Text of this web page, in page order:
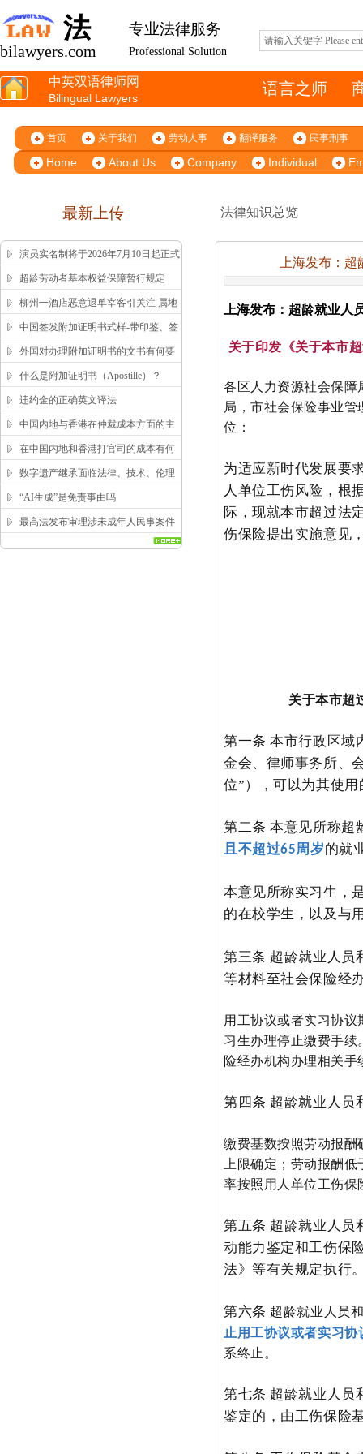
法 专业法律服务
Professional Solution
bilawyers.com
中英双语律师网
Bilingual Lawyers
语言之师
首页 关于我们 劳动人事 翻译服务 民事刑事
Home About Us Company Individual
最新上传 法律知识总览
演员实名制将于2026年7月10日起正式
施行
超龄劳动者基本权益保障暂行规定
柳州一酒店恶意退单宰客引关注 属地
市监局高效回应获舆论认可
中国签发附加证明书式样-带印鉴、签
字版本 China Apostille Sample
外国对办理附加证明书的文书有何要
求？
什么是附加证明书（Apostille）？
违约金的正确英文译法
中国内地与香港在仲裁成本方面的主
要区别
在中国内地和香港打官司的成本有何
区别？
数字遗产继承面临法律、技术、伦理
三重困局，该如何突破？
“AI生成”是免责事由吗
最高法发布审理涉未成年人民事案件
上海发布：
上海发布：超龄就业
关于印发《关于本市
各区人力资源社会保障
局，市社会保险事业
位：
为适应新时代发展要
人单位工伤风险，根
际，现就本市超过法
伤保险提出实施意见
关于本市超
第一条 本市行政区域
金会、律师事务所、
位”），可以为其使
第二条 本意见所称超
且不超过65周岁的就
本意见所称实习生，
的在校学生，以及与
第三条 超龄就业人员
等材料至社会保险经
用工协议或者实习协
习生办理停止缴费手
险经办机构办理相关手
第四条 超龄就业人员
缴费基数按照劳动报酬
上限确定；劳动报酬
率按照用人单位工伤保
第五条 超龄就业人员
动能力鉴定和工伤保
法》等有关规定执行
第六条 超龄就业人员
止用工协议或者实习
系终止。
第七条 超龄就业人员
鉴定的，由工伤保险